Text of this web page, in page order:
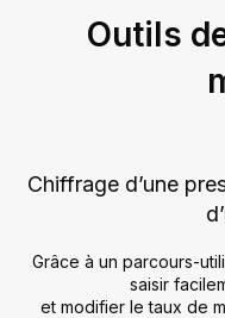
Outils
Chiffrage d’une
Grâce à un parcours-
saisir
et modifier le taux de